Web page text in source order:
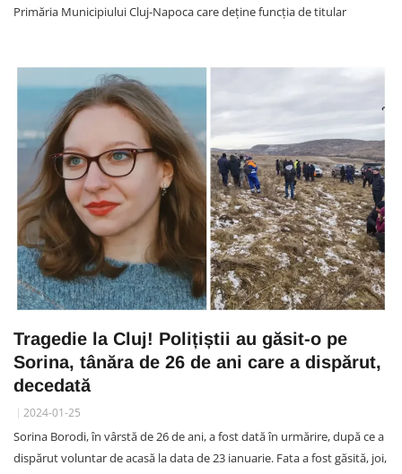
Primăria Municipiului Cluj-Napoca care deține funcția de titular
Tragedie la Cluj! Polițiștii au găsit-o pe
Sorina, tânăra de 26 de ani care a dispărut,
decedată
2024-01-25
Sorina Borodi, în vârstă de 26 de ani, a fost dată în urmărire, după ce a
dispărut voluntar de acasă la data de 23 ianuarie. Fata a fost găsită, joi,